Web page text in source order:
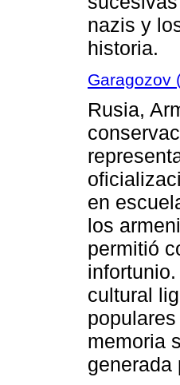
nazis y
historia.
Garagozov
Rusia,
en
los
permitió
cultural
memoria
generada